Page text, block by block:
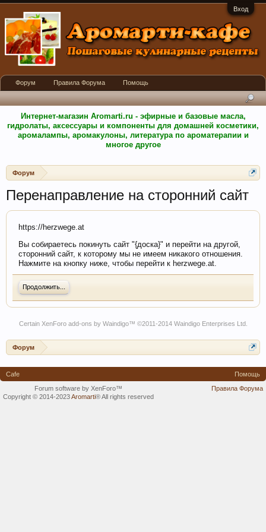
Вход
Интернет-магазин Aromarti.ru - эфирные и базовые масла,
гидролаты, аксессуары и компоненты для домашней косметики,
аромалампы, аромакулоны, литература по ароматерапии и
многое другое
Форум
Перенаправление на сторонний сайт
https://herzwege.at
Вы собираетесь покинуть сайт "{доска}" и перейти на другой,
сторонний сайт, к которому мы не имеем никакого отношения.
Нажмите на кнопку ниже, чтобы перейти к herzwege.at.
Продолжить...
Certain XenForo add-ons by Waindigo™ ©2011-2014 Waindigo Enterprises Ltd.
Форум
Форум Правила Форума Помощь
Cafe
Помощь
Правила Форума
Forum software by XenForo™
Copyright © 2014-2023Aromarti®All rights reserved